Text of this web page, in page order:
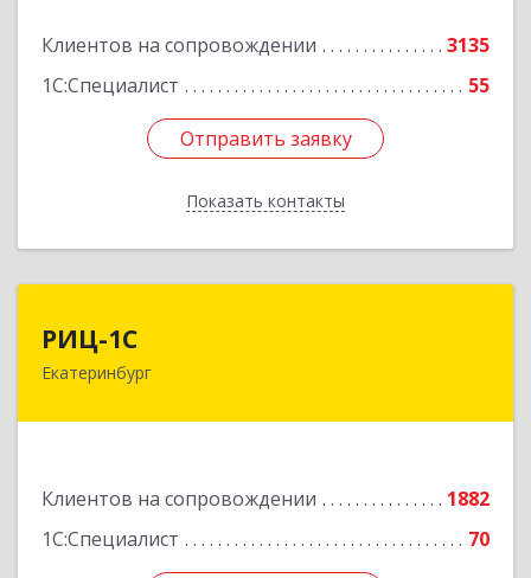
Клиентов на сопровождении
3135
1С:Специалист
55
Отправить заявку
Показать контакты
Отправить заявку
Назад
РИЦ-1С
Екатеринбург
Клиентов на сопровождении
1882
1С:Специалист
70
620102, Свердловская обл, Екатеринбург г,